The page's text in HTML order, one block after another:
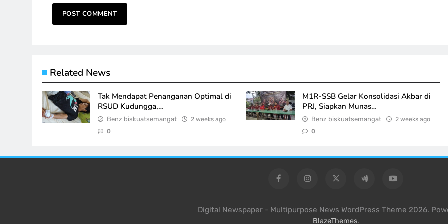
Related News
Tak Mendapat Penanganan Optimal di
RSUD Kudungga,…
Benz biskuatsemangat 2 weeks ago
0
M1R-SSB Gelar Konsolidasi Akbar di
PRJ, Siapkan Munas…
Benz biskuatsemangat 2 weeks ago
0
Digital Newspaper - Multipurpose News WordPress Theme 2026.
BlazeThemes.